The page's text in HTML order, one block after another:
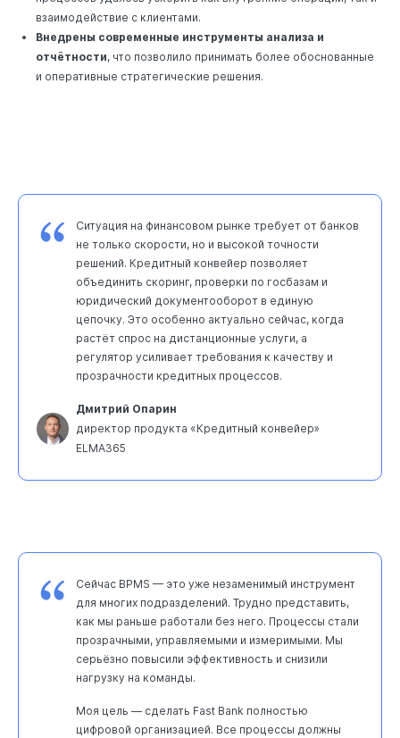
взаимодействие с клиентами.
Внедрены современные инструменты анализа и
отчётности, что позволило принимать более обоснованные
и оперативные стратегические решения.
Ситуация на финансовом рынке требует от банков
не только скорости, но и высокой точности
решений. Кредитный конвейер позволяет
объединить скоринг, проверки по госбазам и
юридический документооборот в единую
цепочку. Это особенно актуально сейчас, когда
растёт спрос на дистанционные услуги, а
регулятор усиливает требования к качеству и
прозрачности кредитных процессов.
Дмитрий Опарин
директор продукта «Кредитный конвейер»
ELMA365
Сейчас BPMS — это уже незаменимый инструмент
для многих подразделений. Трудно представить,
как мы раньше работали без него. Процессы стали
прозрачными, управляемыми и измеримыми. Мы
серьёзно повысили эффективность и снизили
нагрузку на команды.
Моя цель — сделать Fast Bank полностью
цифровой организацией. Все процессы должны